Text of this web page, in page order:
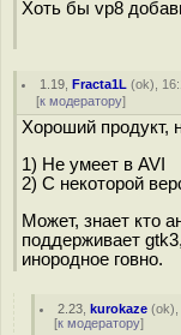
Хоть бы vp8
1.19 ,Fracta1L (ok),
[к модератору]
Хороший продукт,
1) Не умеет в AVI
2) С некоторой
Может, знает кто
поддерживает
инородное говно.
2.23 ,kurokaze (ok),
[к модератору]